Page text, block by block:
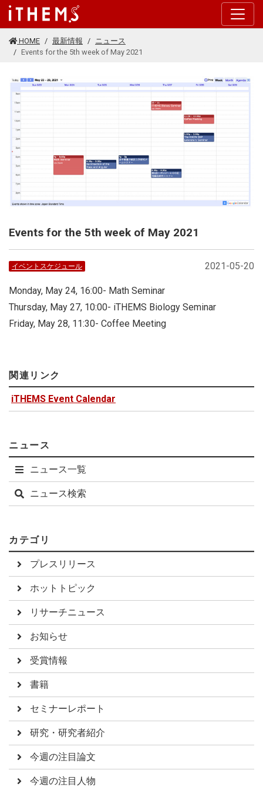
このページの本文に移動する
HOME 最新情報
ニュース
Events for the 5th week of May 2021
Events for the 5th week of May 2021
2021-05-20
イベントスケジュール
Monday, May 24, 16:00- Math Seminar
Thursday, May 27, 10:00- iTHEMS Biology Seminar
Friday, May 28, 11:30- Coffee Meeting
関連リンク
iTHEMS Event Calendar
ニュース
ニュース一覧
ニュース検索
カテゴリ
プレスリリース
ホットトピック
リサーチニュース
お知らせ
受賞情報
書籍
セミナーレポート
研究・研究者紹介
今週の注目論文
今週の注目人物